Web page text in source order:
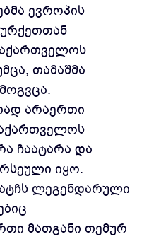
ევროპის
თამაშმა
არაერთი
ჩაატარა და
იყო.
ლეგენდარული
მათგანი თემურ